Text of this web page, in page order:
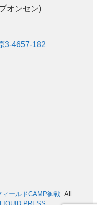
オンセン)
3-4657-182
ールドCAMP御戦. All